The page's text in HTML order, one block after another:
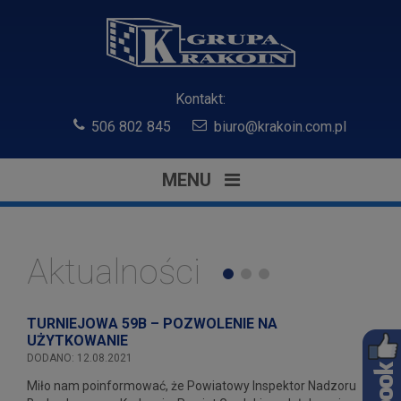
Kontakt:
506 802 845
biuro@krakoin.com.pl
MENU
Aktualności
TURNIEJOWA 59B – POZWOLENIE NA
UŻYTKOWANIE
DODANO: 12.08.2021
Miło nam poinformować, że Powiatowy Inspektor Nadzoru